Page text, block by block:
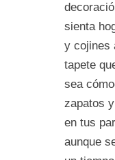
sienta
y cojines
tapete
sea
zapatos
en tus
aunque